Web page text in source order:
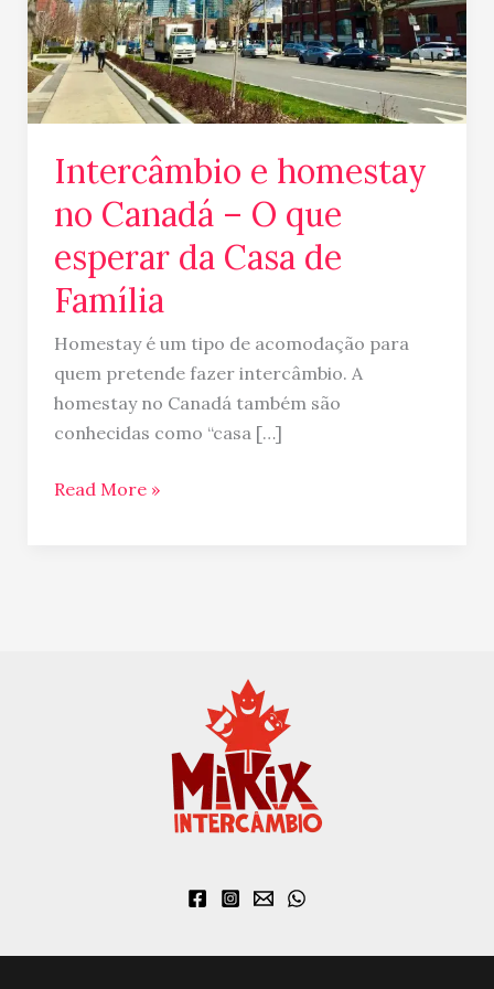
Intercâmbio e homestay
no Canadá – O que
esperar da Casa de
Família
Homestay é um tipo de acomodação para
quem pretende fazer intercâmbio. A
homestay no Canadá também são
conhecidas como “casa […]
que
esperar
da
Casa
Família
Read More »